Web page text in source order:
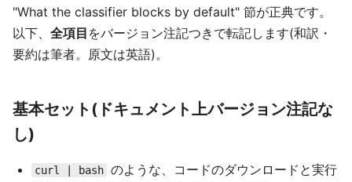
"What the classifier blocks by default" 節が正典です。
以下、 全項目 をバージョン注記つきで転記します(和訳・
要約は筆者。原文は英語)。
基本セット(ドキュメント上バージョン注記な
し)
curl | bash のような、コードのダウンロードと実行